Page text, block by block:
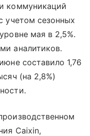
коммуникаций
учетом сезонных
мая в 2,5%.
аналитиков.
составило 1,76
(на 2,8%)
Caixin,